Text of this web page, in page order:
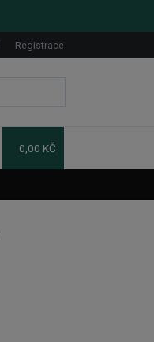
Registrace
0,00 KČ